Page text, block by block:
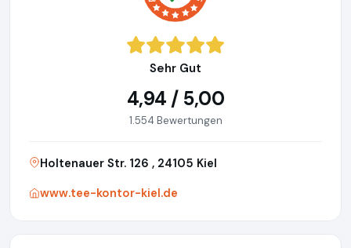
Sehr Gut
4,94 / 5,00
1.554 Bewertungen
Holtenauer Str. 126 , 24105 Kiel
www.tee-kontor-kiel.de